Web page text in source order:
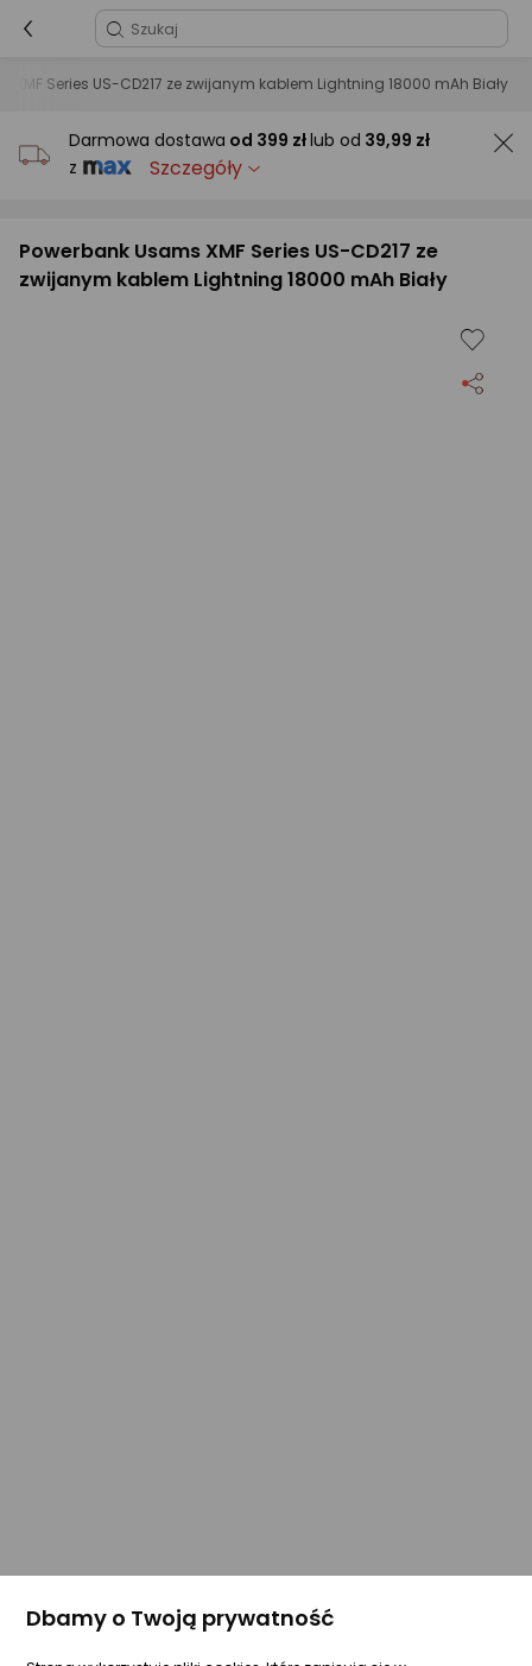
XMF Series US-CD217 ze zwijanym kablem Lightning 18000 mAh Biały
Darmowa dostawa od 399 złlub od 39,99 zł
z
Szczegóły
Powerbank Usams XMF Series US-CD217 ze
zwijanym kablem Lightning 18000 mAh Biały
Dbamy o Twoją prywatność